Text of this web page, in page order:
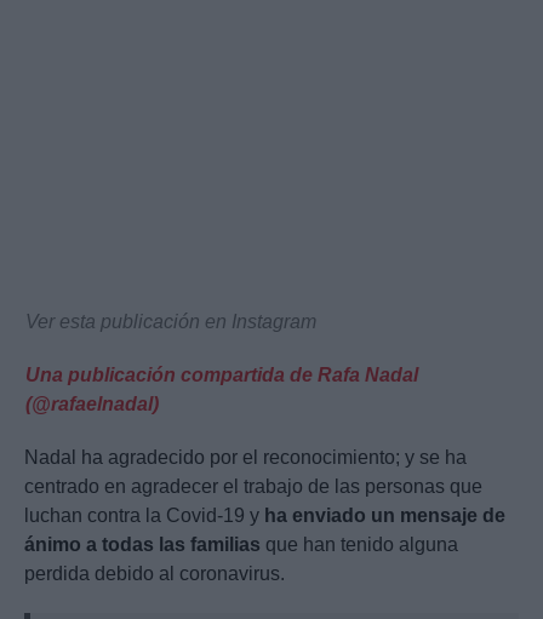
Ver esta publicación en Instagram
Una publicación compartida de Rafa Nadal
(@rafaelnadal)
Nadal ha agradecido por el reconocimiento; y se ha
centrado en agradecer el trabajo de las personas que
luchan contra la Covid-19 y ha enviado un mensaje de
ánimo a todas las familias que han tenido alguna
perdida debido al coronavirus.